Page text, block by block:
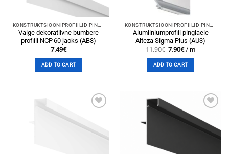
Valge dekoratiivne bumbere
profiili NCP 60 jaoks (AB3)
7.49€
ADD TO CART
Alumiiniumprofiil pinglaele
Alteza Sigma Plus (AU3)
11.90€ Original
was:
11.90€.
7.90€Current
is:
7.90€.
/ m
ADD TO CART
wishlist
Add to
wishlist